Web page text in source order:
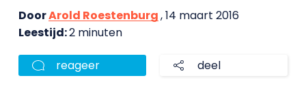
DoorArold Roestenburg, 14 maart 2016
Leestijd:2 minuten
reageer deel